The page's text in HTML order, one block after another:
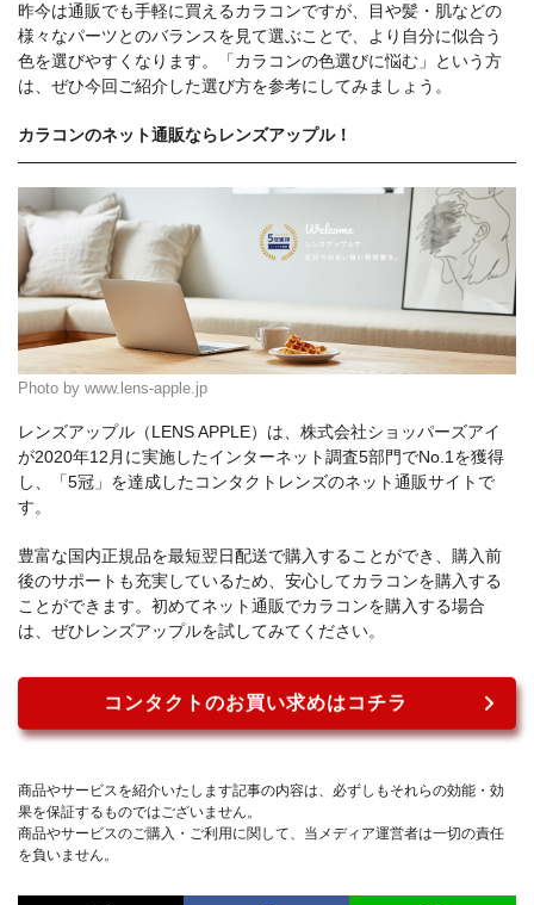
昨今は通販でも手軽に買えるカラコンですが、目や髪・肌などの
様々なパーツとのバランスを見て選ぶことで、より自分に似合う
色を選びやすくなります。「カラコンの色選びに悩む」という方
は、ぜひ今回ご紹介した選び方を参考にしてみましょう。
カラコンのネット通販ならレンズアップル！
Photo by www.lens-apple.jp
レンズアップル（LENS APPLE）は、株式会社ショッパーズアイ
が2020年12月に実施したインターネット調査5部門でNo.1を獲得
し、「5冠」を達成したコンタクトレンズのネット通販サイトで
す。
豊富な国内正規品を最短翌日配送で購入することができ、購入前
後のサポートも充実しているため、安心してカラコンを購入する
ことができます。初めてネット通販でカラコンを購入する場合
は、ぜひレンズアップルを試してみてください。
コンタクトのお買い求めはコチラ
商品やサービスを紹介いたします記事の内容は、必ずしもそれらの効能・効
果を保証するものではございません。
商品やサービスのご購入・ご利用に関して、当メディア運営者は一切の責任
を負いません。